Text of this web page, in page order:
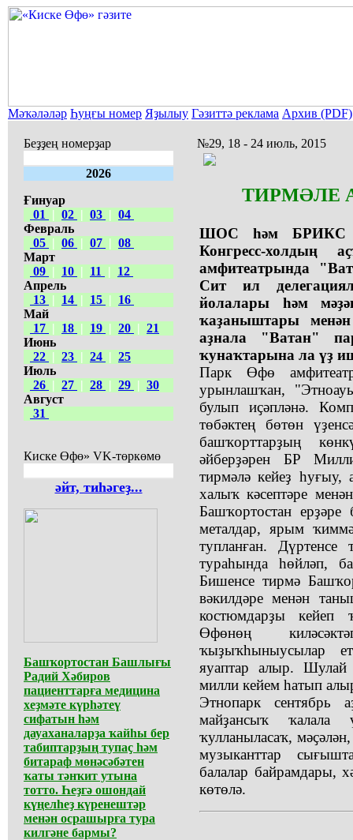
Мәҡәләләр Һуңғы номер Яҙылыу Гәзиттә реклама Архив (PDF)
Беҙҙең номерҙар
2026
Ғинуар
01
| 02 | 03 | 04
Февраль
05 | 06 | 07 | 08
Март
09 | 10 | 11 |
12
Апрель
13 | 14 | 15 |
16
Май
17 | 18 | 19 | 20 | 21
Июнь
22 | 23 | 24 | 25
Июль
26 | 27 | 28 | 29 | 30
Август
31
Киске Өфө» VK-төркөмө
әйт, тиһәгеҙ...
Башҡортостан Башлығы
Радий Хәбиров
пациенттарға медицина
хеҙмәте күрһәтеү
сифатын һәм
дауаханаларҙа ҡайһы бер
табиптарҙың тупаҫ һәм
битараф мөнәсәбәтен
ҡаты тәнҡит утына
тотто. Һеҙгә ошондай
күңелһеҙ күренештәр
менән осрашырға тура
килгәне бармы?
№29, 18 - 24 июль, 2015
ТИРМӘЛЕ
ШОС һәм БРИКС
Конгресс-холдың
амфитеатрында
Сит ил
йолалары һәм
ҡаҙаныштары
аҙнала "Ватан"
ҡунаҡтарына ла үҙ
Парк Өфө
урынлашҡан,
булып иҫәпләнә.
төбәктең бөтөн
башҡорттарҙың
әйберҙәрен БР
тирмәлә кейеҙ
халыҡ кәсептәре
Башҡортостан
металдар, ярым
тупланған. Дүртенсе
тураһында һөйләп,
Бишенсе тирмә
вәкилдәре менән
костюмдарҙы кейеп
Өфөнөң
ҡыҙыҡһыныусылар
яуаптар алыр. Шулай
милли кейем һатып
Этнопарк сентябрь
майҙансыҡ ҡалала
ҡулланыласаҡ,
музыканттар
балалар байрамдары,
көтөлә.